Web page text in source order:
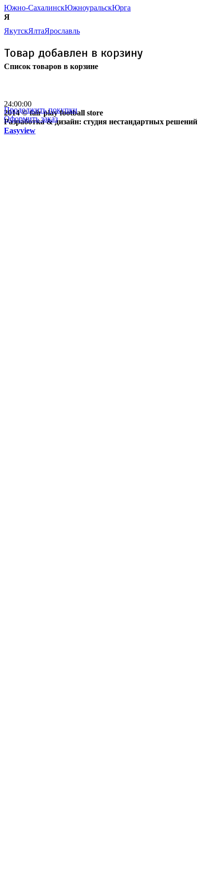
Южно-СахалинскЮжноуральскЮрга
Я
ЯкутскЯлтаЯрославль
Товар добавлен в корзину
Список товаров в корзине
Продолжить покупки
Оформить заказ
24:00:00
2014 © fair play football store
Разработка & дизайн: студия нестандартных решений
Easyview